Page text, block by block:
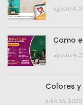
agosto 4,
Como
agosto 4,
Colores
julio 16, 2020